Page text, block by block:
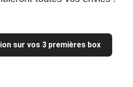
sur vos 3 premières box